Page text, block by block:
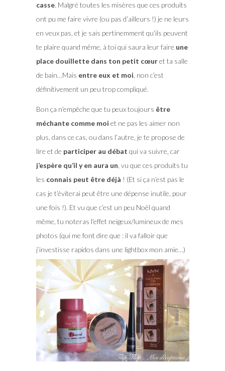
casse. Malgré toutes les misères que ces produits
ont pu me faire vivre (ou pas d’ailleurs !) je ne leurs
en veux pas, et je sais pertinemment qu’ils peuvent
te plaire quand même, à toi qui saura leur faire une
place douillette dans ton petit cœuret ta salle
de bain…Mais entre eux et moi, non c’est
définitivement un peu trop compliqué.
Bon ça n’empêche que tu peux toujours être
méchante comme moi et ne pas les aimer non
plus, dans ce cas, ou dans l’autre, je te propose de
lire et de participer au débat qui va suivre, car
j’espère qu’il y en aura un, vu que ces produits tu
les connais peut être déjà ! (Et si ça n’est pas le
cas je t’éviterai peut être une dépense inutile, pour
une fois !). Et vu que c’est un peu Noël quand
même, tu noteras l’effet neigeux/lumineux de mes
photos (qui me font dire que : il va falloir que
j’investisse rapidos dans une lightbox mon amie…)